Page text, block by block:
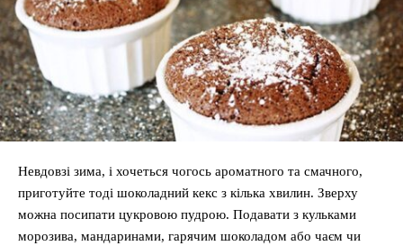
Невдовзі зима, і хочеться чогось ароматного та смачного,
приготуйте тоді шоколадний кекс з кілька хвилин. Зверху
можна посипати цукровою пудрою. Подавати з кульками
морозива, мандаринами, гарячим шоколадом або чаєм чи